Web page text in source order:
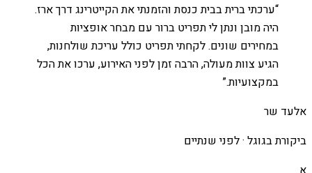
“ערכתי ברית בבית כנסת והזמנתי את הקייטרינג דרך ארז.
היה מובן ונתן לי תפריט ברור עם מבחר אופציות
במחירים שונים. לקחתי תפריט כולל עריכת שולחנות,
הגיע צוות מעולה, הרבה זמן לפני האירוע, ערכו את הכל
במקצועיות.”
אלעד שר
ביקורת בגוגל ·לפני שנתיים